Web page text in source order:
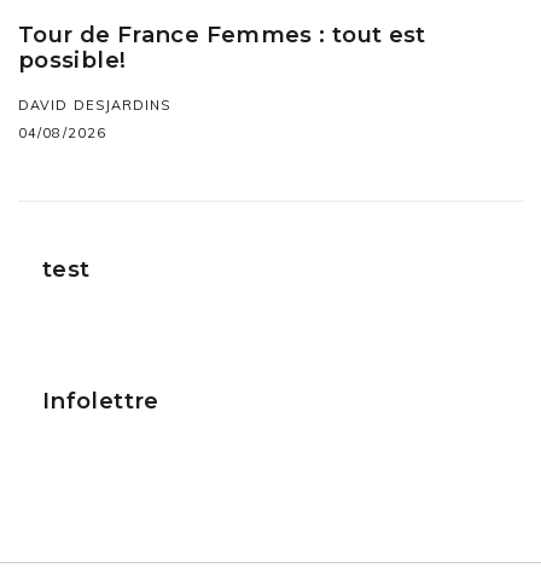
Tour de France Femmes : tout est
possible!
DAVID DESJARDINS
04/08/2026
test
Infolettre